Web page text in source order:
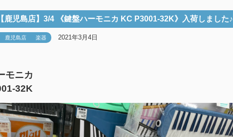
【鹿児島店】3/4 《鍵盤ハーモニカ KC P3001-32K》入荷しました♪
鹿児島店 楽器 2021年3月4日
モニカ
32K